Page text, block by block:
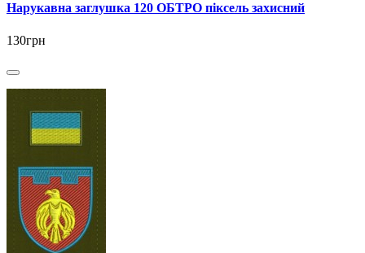
Нарукавна заглушка 120 ОБТРО піксель захисний
130грн